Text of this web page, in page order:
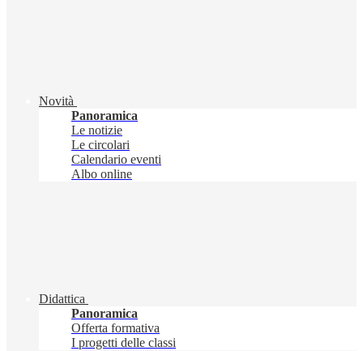
Novità
Panoramica
Le notizie
Le circolari
Calendario eventi
Albo online
Didattica
Panoramica
Offerta formativa
I progetti delle classi